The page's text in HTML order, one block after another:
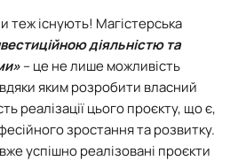
існують! Магістерська
діяльністю та
– це не лише можливість
яким розробити власний
реалізації цього проєкту, що є,
зростання та розвитку.
успішно реалізовані проєкти